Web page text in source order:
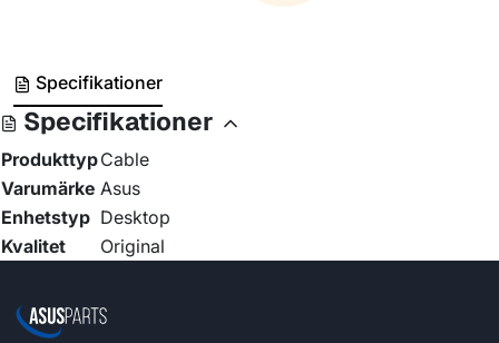
Specifikationer
Specifikationer
ProdukttypCable
Varumärke Asus
Enhetstyp Desktop
Kvalitet
Original